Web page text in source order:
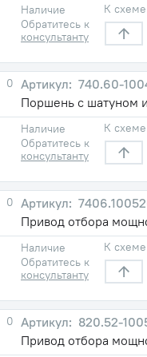
Наличие
Обратитесь к
консультанту
К схеме
0
740.60-
Поршень с шатуном
Наличие
Обратитесь к
консультанту
К схеме
0
Привод отбора
Наличие
Обратитесь к
консультанту
К схеме
0
820.52-
Привод отбора